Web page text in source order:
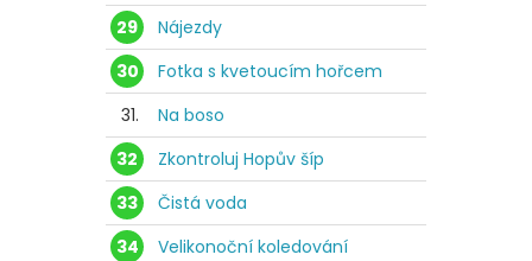
29
Nájezdy
30
Fotka s kvetoucím hořcem
31.
Na boso
32
Zkontroluj Hopův šíp
33
Čistá voda
34
Velikonoční koledování